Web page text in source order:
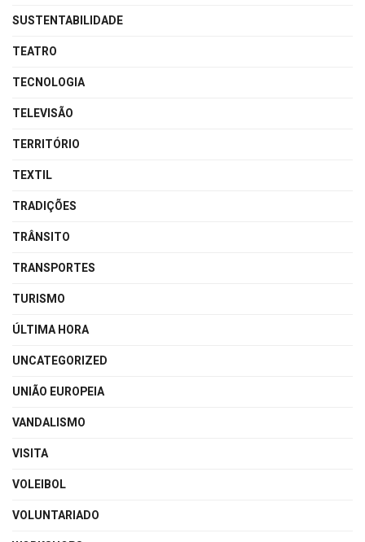
SUSTENTABILIDADE
TEATRO
TECNOLOGIA
TELEVISÃO
TERRITÓRIO
TEXTIL
TRADIÇÕES
TRÂNSITO
TRANSPORTES
TURISMO
ÚLTIMA HORA
UNCATEGORIZED
UNIÃO EUROPEIA
VANDALISMO
VISITA
VOLEIBOL
VOLUNTARIADO